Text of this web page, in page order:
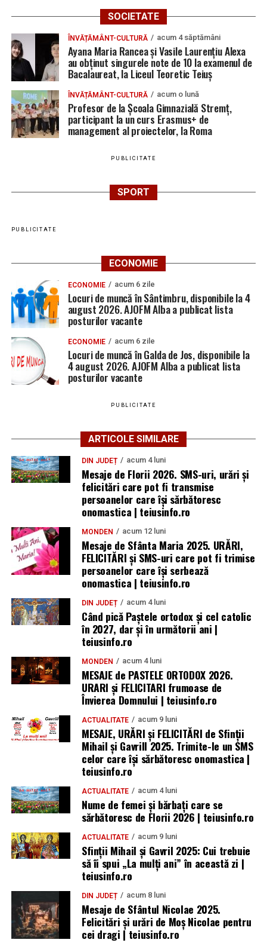
SOCIETATE
ÎNVĂȚĂMÂNT-CULTURĂ acum 4 săptămâni
Ayana Maria Rancea și Vasile Laurențiu Alexa
au obținut singurele note de 10 la examenul de
Bacalaureat, la Liceul Teoretic Teiuș
ÎNVĂȚĂMÂNT-CULTURĂ acum o lună
Profesor de la Școala Gimnazială Stremț,
participant la un curs Erasmus+ de
management al proiectelor, la Roma
PUBLICITATE
SPORT
PUBLICITATE
ECONOMIE
ECONOMIE acum 6 zile
Locuri de muncă în Sântimbru, disponibile la 4
august 2026. AJOFM Alba a publicat lista
posturilor vacante
ECONOMIE acum 6 zile
Locuri de muncă în Galda de Jos, disponibile la
4 august 2026. AJOFM Alba a publicat lista
posturilor vacante
PUBLICITATE
ARTICOLE SIMILARE
DIN JUDEȚ acum 4 luni
Mesaje de Florii 2026. SMS-uri, urări și
felicitări care pot fi transmise
persoanelor care îşi sărbătoresc
onomastica | teiusinfo.ro
MONDEN acum 12 luni
Mesaje de Sfânta Maria 2025. URĂRI,
FELICITĂRI și SMS-uri care pot fi trimise
persoanelor care își serbează
onomastica | teiusinfo.ro
DIN JUDEȚ acum 4 luni
Când pică Paștele ortodox și cel catolic
în 2027, dar și în următorii ani |
teiusinfo.ro
MONDEN acum 4 luni
MESAJE de PASTELE ORTODOX 2026.
URARI și FELICITARI frumoase de
Învierea Domnului | teiusinfo.ro
ACTUALITATE acum 9 luni
MESAJE, URĂRI și FELICITĂRI de Sfinții
Mihail și Gavrill 2025. Trimite-le un SMS
celor care își sărbătoresc onomastica |
teiusinfo.ro
ACTUALITATE acum 4 luni
Nume de femei și bărbați care se
sărbătoresc de Florii 2026 | teiusinfo.ro
ACTUALITATE acum 9 luni
Sfinții Mihail și Gavril 2025: Cui trebuie
să îi spui „La mulţi ani” în această zi |
teiusinfo.ro
DIN JUDEȚ acum 8 luni
Mesaje de Sfântul Nicolae 2025.
Felicitări și urări de Moș Nicolae pentru
cei dragi | teiusinfo.ro